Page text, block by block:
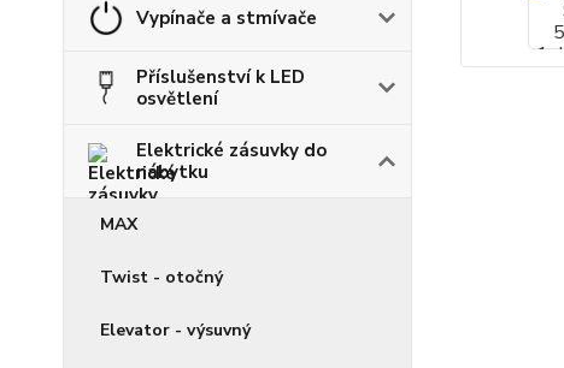
Vypínače a stmívače
Příslušenství k LED
osvětlení
Elektrické zásuvky do
nábytku
MAX
Twist - otočný
Elevator - výsuvný